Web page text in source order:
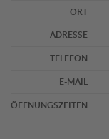
ORT
ADRESSE
TELEFON
E-MAIL
ÖFFNUNGSZEITEN